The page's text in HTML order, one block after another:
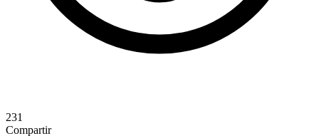
231
Compartir